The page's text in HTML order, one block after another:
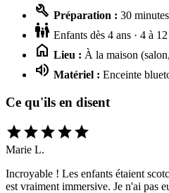
build Préparation : 30
family_restroom Enfants dès 4 ans · 4 à
home Lieu : À la maison
volume_up Matériel : Enceinte
Ce qu'ils en disent
starstarstarstarstar
Marie L.
Incroyable ! Les enfants étaient
est vraiment immersive. Je n'ai pas